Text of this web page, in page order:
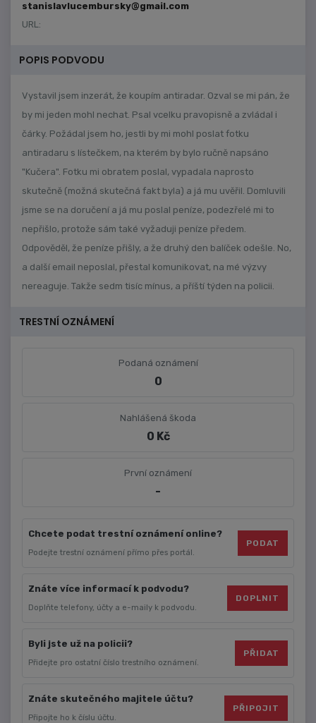
stanislavlucembursky@gmail.com
URL:
POPIS PODVODU
Vystavil jsem inzerát, že koupím antiradar. Ozval se mi pán, že
by mi jeden mohl nechat. Psal vcelku pravopisně a zvládal i
čárky. Požádal jsem ho, jestli by mi mohl poslat fotku
antiradaru s lístečkem, na kterém by bylo ručně napsáno
"Kučera". Fotku mi obratem poslal, vypadala naprosto
skutečně (možná skutečná fakt byla) a já mu uvěřil. Domluvili
jsme se na doručení a já mu poslal peníze, podezřelé mi to
nepřišlo, protože sám také vyžaduji peníze předem.
Odpověděl, že peníze přišly, a že druhý den balíček odešle. No,
a další email neposlal, přestal komunikovat, na mé výzvy
nereaguje. Takže sedm tisíc mínus, a příští týden na policii.
TRESTNÍ OZNÁMENÍ
Podaná oznámení
0
Nahlášená škoda
0 Kč
První oznámení
-
Chcete podat trestní oznámení online?
Podejte trestní oznámení přímo přes portál.
PODAT
Znáte více informací k podvodu?
Doplňte telefony, účty a e-maily k podvodu.
DOPLNIT
Byli jste už na policii?
Přidejte pro ostatní číslo trestního oznámení.
PŘIDAT
Znáte skutečného majitele účtu?
Připojte ho k číslu účtu.
PŘIPOJIT